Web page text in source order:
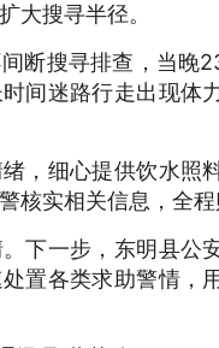
大搜寻半径。
断搜寻排查，当晚
间迷路行走出现体
，细心提供饮水照
核实相关信息，全
下一步，东明县公
置各类求助警情，